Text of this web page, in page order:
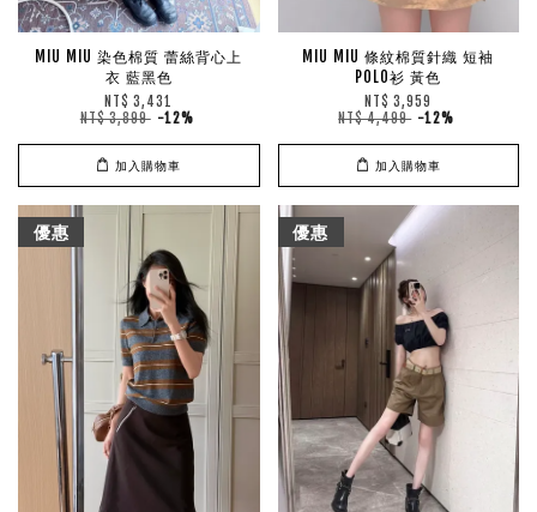
MIU MIU 染色棉質 蕾絲背心上
衣 藍黑色
NT$ 3,431
NT$ 3,899 -12%
加入購物車
MIU MIU 條紋棉質針織 短袖
POLO衫 黃色
NT$ 3,959
NT$ 4,499 -12%
加入購物車
優惠 優惠